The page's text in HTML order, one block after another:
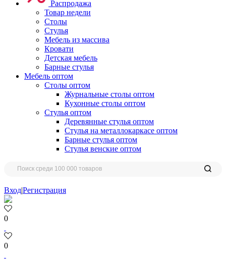
Распродажа
Товар недели
Столы
Стулья
Мебель из массива
Кровати
Детская мебель
Барные стулья
Мебель оптом
Столы оптом
Журнальные столы оптом
Кухонные столы оптом
Стулья оптом
Деревянные стулья оптом
Стулья на металлокаркасе оптом
Барные стулья оптом
Стулья венские оптом
Вход|Регистрация
0
0